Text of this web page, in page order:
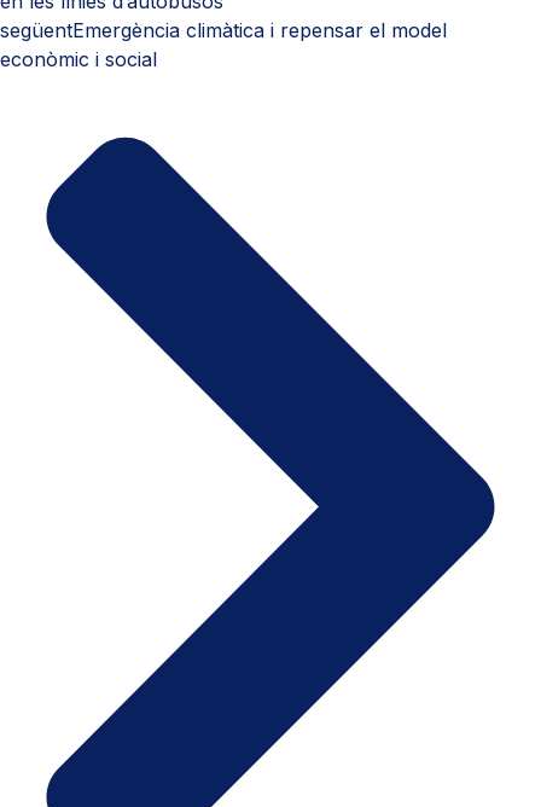
següentEmergència climàtica i repensar el model
econòmic i social